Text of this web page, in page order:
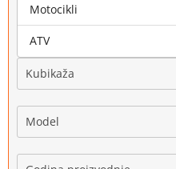
Marka
Kubikaža
Model
Motocikli
ATV